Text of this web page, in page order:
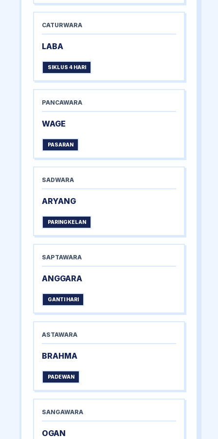
CATURWARA
LABA
SIKLUS 4 HARI
PANCAWARA
WAGE
PASARAN
SADWARA
ARYANG
PARINGKELAN
SAPTAWARA
ANGGARA
GANTI HARI
ASTAWARA
BRAHMA
PADEWAN
SANGAWARA
OGAN